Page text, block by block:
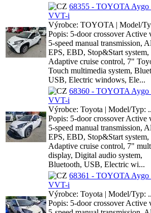
68355 - TOYOTA Aygo
VVT-i
Výrobce: TOYOTA | Model/
Popis: 5-door crossover Active
5-speed manual transmission,
EPS, EBD, Stop&Start system,
Adaptive cruise control, 7"
Touch multimedia system,
USB, Electric windows, Ele...
68360 - TOYOTA Aygo
VVT-i
Výrobce: Toyota | Model/Typ:
Popis: 5-door crossover Active
5-speed manual transmission,
EPS, EBD, Stop&Start system,
Adaptive cruise control, 7"
display, Digital audio system,
Bluetooth, USB, Electric wi...
68361 - TOYOTA Aygo
VVT-i
Výrobce: Toyota | Model/Typ:
Popis: 5-door crossover Active